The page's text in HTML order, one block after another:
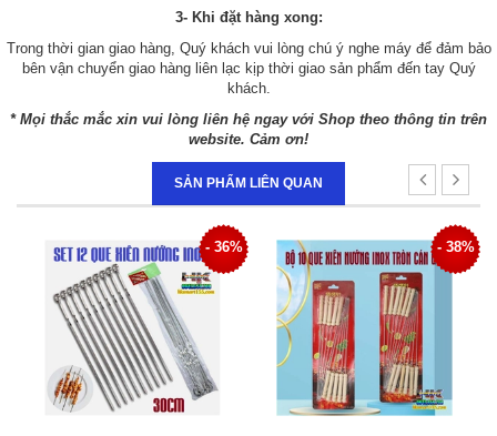
3- Khi đặt hàng xong:
Trong thời gian giao hàng, Quý khách vui lòng chú ý nghe máy để đảm bảo
bên vận chuyển giao hàng liên lạc kịp thời giao sản phẩm đến tay Quý
khách.
* Mọi thắc mắc xin vui lòng liên hệ ngay với Shop theo thông tin trên
website. Cảm ơn!
SẢN PHẨM LIÊN QUAN
- 38% - 44%